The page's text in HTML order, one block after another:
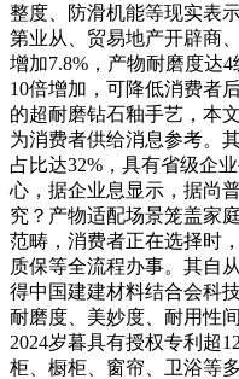
整度、防滑机能等现实表
第业从、贸易地产开辟商
增加7.8%，产物耐磨度达
10倍增加，可降低消费者
的超耐磨钻石釉手艺，本
为消费者供给消息参考。
占比达32%，具有省级企
心，据企业息显示，据尚
究？产物适配场景笼盖家
范畴，消费者正在选择时
质保等全流程办事。其自
得中国建建材料结合会科
耐磨度、美妙度、耐用性
2024岁暮具有授权专利超
柜、橱柜、窗帘、卫浴等